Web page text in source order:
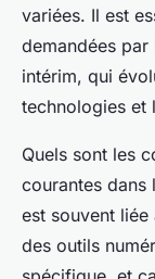
variées. Il est
demandées
intérim, qui
technologies et
Quels sont les
courantes dans
est souvent
des outils